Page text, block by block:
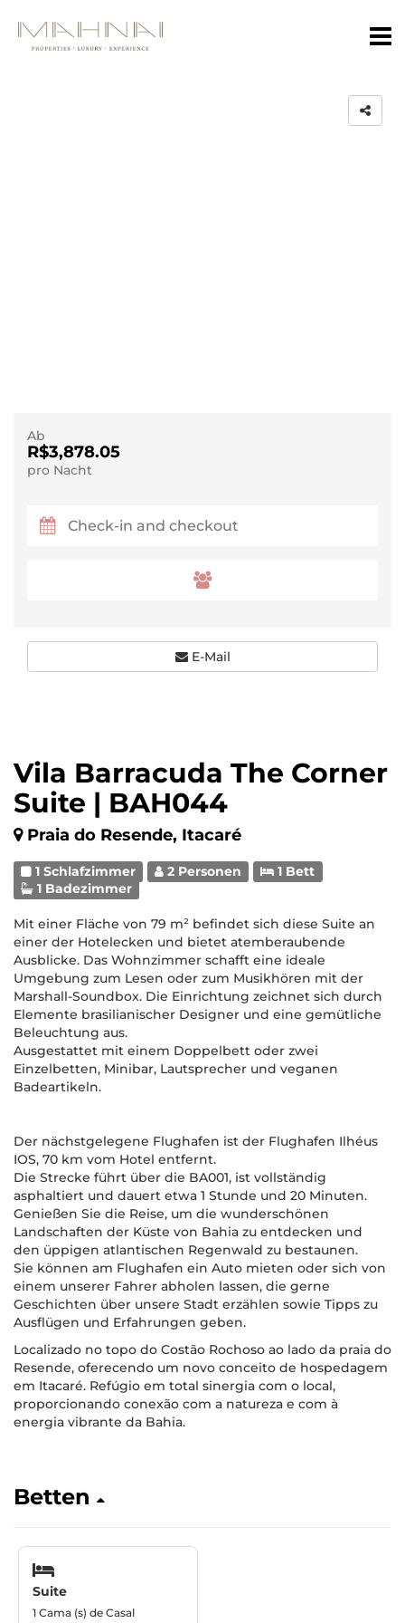
Vila Barracuda The Corner
Suite | BAH044
Praia do Resende, Itacaré
1 Schlafzimmer 2 Personen
1 Bett
1 Badezimmer
Mit einer Fläche von 79 m² befindet sich diese Suite an
einer der Hotelecken und bietet atemberaubende
Ausblicke. Das Wohnzimmer schafft eine ideale
Umgebung zum Lesen oder zum Musikhören mit der
Marshall-Soundbox. Die Einrichtung zeichnet sich durch
Elemente brasilianischer Designer und eine gemütliche
Beleuchtung aus.
Ausgestattet mit einem Doppelbett oder zwei
Einzelbetten, Minibar, Lautsprecher und veganen
Badeartikeln.
Der nächstgelegene Flughafen ist der Flughafen Ilhéus
IOS, 70 km vom Hotel entfernt.
Die Strecke führt über die BA001, ist vollständig
asphaltiert und dauert etwa 1 Stunde und 20 Minuten.
Genießen Sie die Reise, um die wunderschönen
Landschaften der Küste von Bahia zu entdecken und
den üppigen atlantischen Regenwald zu bestaunen.
Sie können am Flughafen ein Auto mieten oder sich von
einem unserer Fahrer abholen lassen, die gerne
Geschichten über unsere Stadt erzählen sowie Tipps zu
Ausflügen und Erfahrungen geben.
Localizado no topo do Costão Rochoso ao lado da praia do
Resende, oferecendo um novo conceito de hospedagem
em Itacaré. Refúgio em total sinergia com o local,
proporcionando conexão com a natureza e com à
energia vibrante da Bahia.
Betten
Suite
1 Cama (s) de Casal
Ab
R$3,878.05
pro Nacht
E-Mail